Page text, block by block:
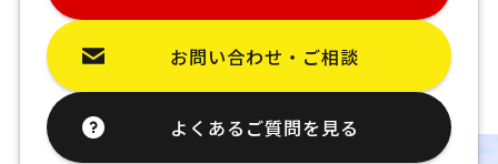
お問い合わせ・ご相談
よくあるご質問を見る